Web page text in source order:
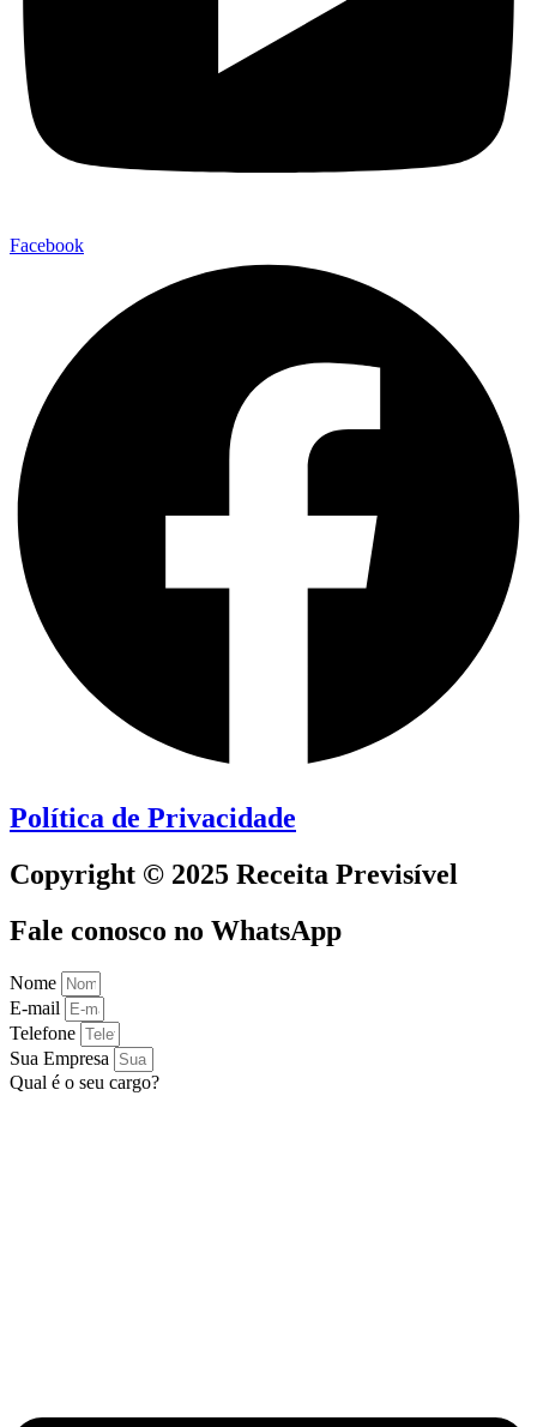
Facebook
Política de Privacidade
Copyright © 2025 Receita Previsível
Fale conosco no WhatsApp
Nome
E-mail
Telefone
Sua Empresa
Qual é o seu cargo?